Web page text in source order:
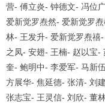
营- 傅立炎- 钟德文- 冯位
爱新觉罗焘然- 爱新觉罗
林- 王发升- 爱新觉罗焘禧-
之凤- 安翅- 王楠- 赵以宝-
奎- 鲍明中- 李爱军- 马新伍
方展华- 焦延德- 张清- 刘
张志宝- 王灵信- 刘欣- 董